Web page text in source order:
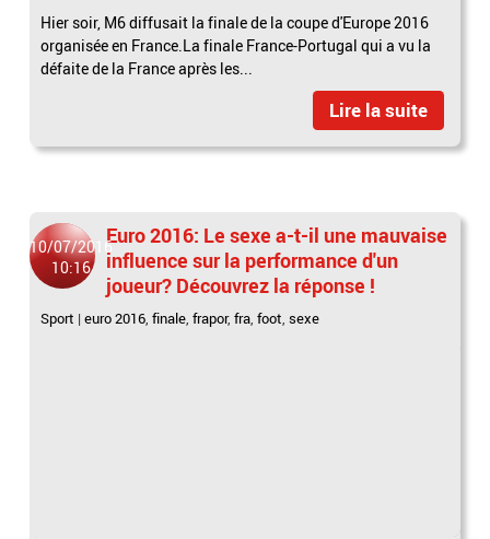
Hier soir, M6 diffusait la finale de la coupe d'Europe 2016
organisée en France.La finale France-Portugal qui a vu la
défaite de la France après les...
Lire la suite
10/07/2016
10:16
Euro 2016: Le sexe a-t-il une mauvaise
influence sur la performance d'un
joueur? Découvrez la réponse !
Sport |euro 2016,finale,frapor,fra,foot,sexe